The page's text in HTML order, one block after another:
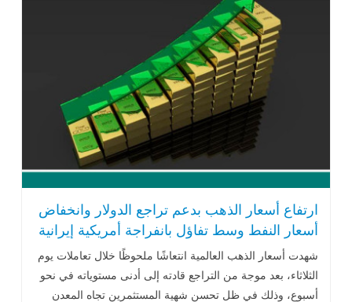
ارتفاع أسعار الذهب بدعم تراجع الدولار وانخفاض
أسعار النفط وسط تفاؤل بانفراجة أمريكية إيرانية
شهدت أسعار الذهب العالمية انتعاشًا ملحوظًا خلال تعاملات يوم
الثلاثاء، بعد موجة من التراجع قادته إلى أدنى مستوياته في نحو
أسبوع، وذلك في ظل تحسن شهية المستثمرين تجاه المعدن